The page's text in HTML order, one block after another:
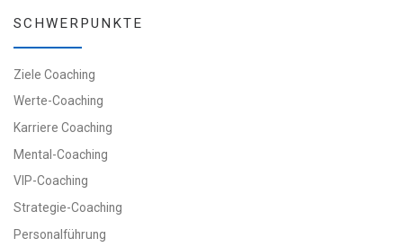
SCHWERPUNKTE
Ziele Coaching
Werte-Coaching
Karriere Coaching
Mental-Coaching
VIP-Coaching
Strategie-Coaching
Personalführung